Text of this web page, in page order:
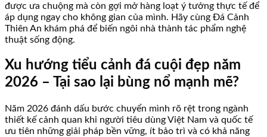
được ưa chuộng mà còn gợi mở hàng loạt ý tưởng thực tế để
áp dụng ngay cho không gian của mình. Hãy cùng Đá Cảnh
Thiên An khám phá để biến ngôi nhà thành tác phẩm nghệ
thuật sống động.
Xu hướng tiểu cảnh đá cuội đẹp năm
2026 – Tại sao lại bùng nổ mạnh mẽ?
Năm 2026 đánh dấu bước chuyển mình rõ rệt trong ngành
thiết kế cảnh quan khi người tiêu dùng Việt Nam và quốc tế
ưu tiên những giải pháp bền vững, ít bảo trì và có khả năng